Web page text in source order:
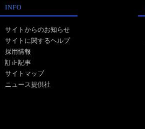
INFO
サイトからのお知らせ
サイトに関するヘルプ
採用情報
訂正記事
サイトマップ
ニュース提供社